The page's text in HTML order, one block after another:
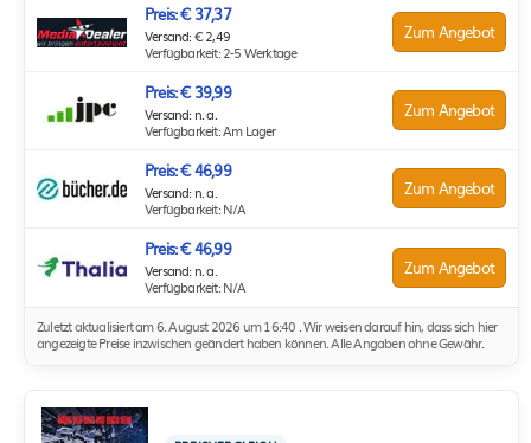
Preis: € 37,37
Versand: € 2,49
Verfügbarkeit: 2-5 Werktage
Zum Angebot
Preis: € 39,99
Versand: n. a.
Verfügbarkeit: Am Lager
Zum Angebot
Preis: € 46,99
Versand: n. a.
Verfügbarkeit: N/A
Zum Angebot
Preis: € 46,99
Versand: n. a.
Verfügbarkeit: N/A
Zum Angebot
Zuletzt aktualisiert am 6. August 2026 um 16:40 . Wir weisen darauf hin, dass sich hier
angezeigte Preise inzwischen geändert haben können. Alle Angaben ohne Gewähr.